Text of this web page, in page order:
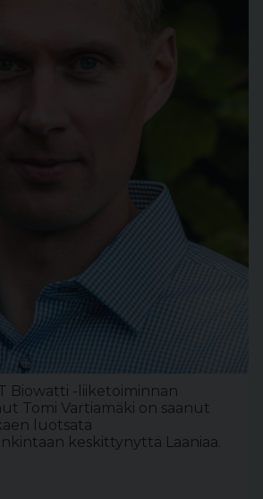
Biowatti -liiketoiminnan
Tomi Vartiamäki on saanut
luotsata
keskittynyttä Laaniaa.